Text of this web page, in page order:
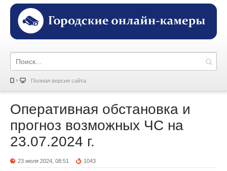
Полная версия сайта
Оперативная обстановка и
прогноз возможных ЧС на
23.07.2024 г.
23 июля 2024, 08:51 1043